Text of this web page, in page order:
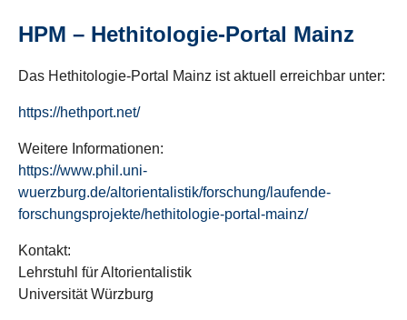
HPM – Hethitologie-Portal Mainz
Das Hethitologie-Portal Mainz ist aktuell erreichbar unter:
https://hethport.net/
Weitere Informationen:
https://www.phil.uni-
wuerzburg.de/altorientalistik/forschung/laufende-
forschungsprojekte/hethitologie-portal-mainz/
Kontakt:
Lehrstuhl für Altorientalistik
Universität Würzburg